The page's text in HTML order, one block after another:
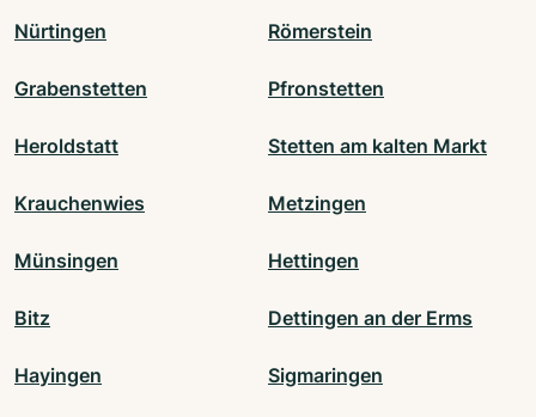
Nürtingen Römerstein
Grabenstetten Pfronstetten
Heroldstatt Stetten am kalten Markt
Krauchenwies Metzingen
Münsingen Hettingen
Bitz Dettingen an der Erms
Hayingen Sigmaringen